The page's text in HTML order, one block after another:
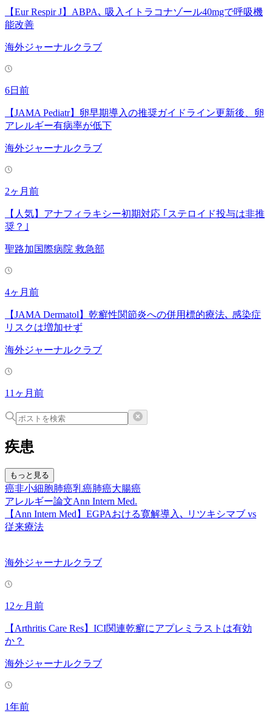
【Eur Respir J】ABPA､ 吸入イトラコナゾール40mgで呼吸機
能改善
海外ジャーナルクラブ
6日前
【JAMA Pediatr】卵早期導入の推奨ガイドライン更新後、卵
アレルギー有病率が低下
海外ジャーナルクラブ
2ヶ月前
【人気】アナフィラキシー初期対応 ｢ステロイド投与は非推
奨？｣
聖路加国際病院 救急部
4ヶ月前
【JAMA Dermatol】乾癬性関節炎への併用標的療法､ 感染症
リスクは増加せず
海外ジャーナルクラブ
11ヶ月前
疾患
もっと見る
癌非小細胞肺癌乳癌肺癌大腸癌
アレルギー論文Ann Intern Med.
【Ann Intern Med】EGPAおける寛解導⼊､ リツキシマブ vs
従来療法
海外ジャーナルクラブ
12ヶ月前
【Arthritis Care Res】ICI関連乾癬にアプレミラストは有効
か？
海外ジャーナルクラブ
1年前